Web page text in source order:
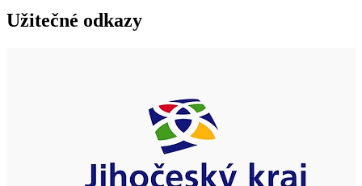
Užitečné odkazy